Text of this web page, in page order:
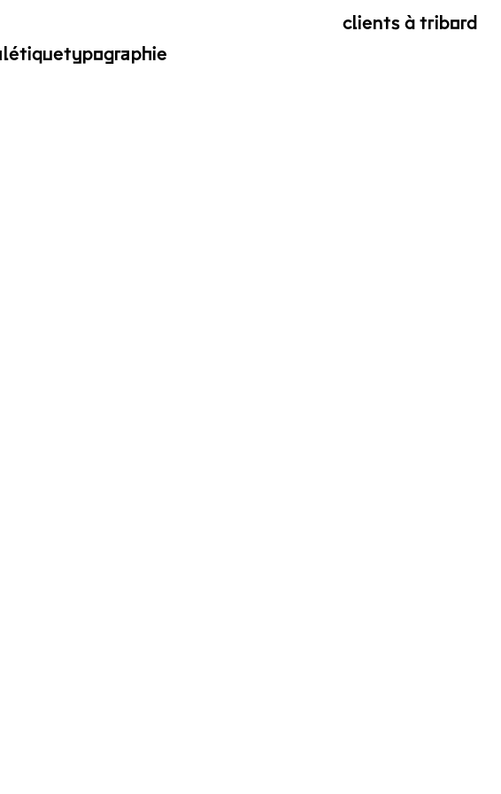
typographie
clients à tribord